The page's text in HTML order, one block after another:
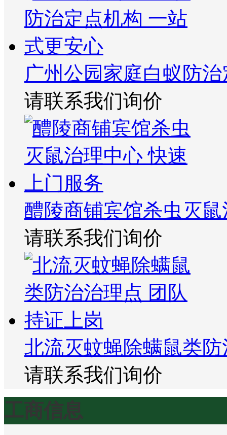
广州公园家庭白蚁防
请联系我们询价
醴陵商铺宾馆杀虫灭
请联系我们询价
北流灭蚊蝇除螨鼠类
请联系我们询价
工商信息